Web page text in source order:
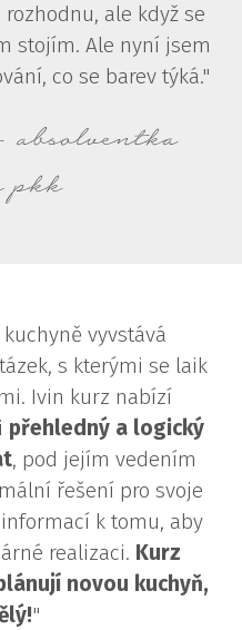
ale když se
stojím. Ale nyní jsem
co se barev týká."
pkk
vyvstává
s kterými se laik
Ivin kurz nabízí
přehledný a logický
, pod jejím vedením
řešení pro svoje
k tomu, aby
realizaci. Kurz
novou kuchyň,
"